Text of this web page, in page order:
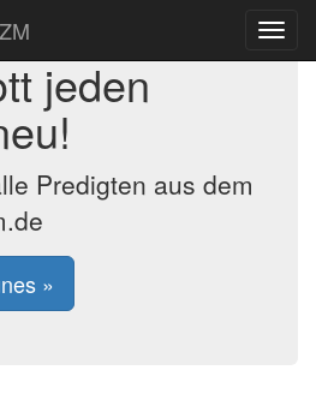
Toggle
jeden
Predigten aus dem
»